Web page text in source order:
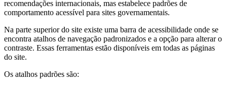
recomendações internacionais, mas estabelece padrões de
comportamento acessível para sites governamentais.
Na parte superior do site existe uma barra de acessibilidade onde se
encontra atalhos de navegação padronizados e a opção para alterar o
contraste. Essas ferramentas estão disponíveis em todas as páginas
do site.
Os atalhos padrões são: